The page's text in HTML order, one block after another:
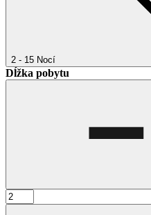
2 - 15 Nocí
Dĺžka pobytu